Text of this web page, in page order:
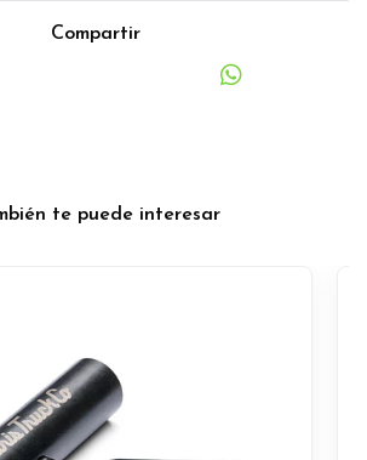
Compartir
te puede interesar